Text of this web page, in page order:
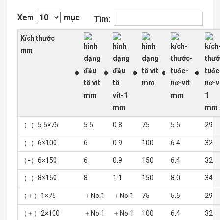
Xem mục Tìm:
Kích thước
mm
mm
mm
mm
mm
mm
（−）5.5×75 5.5 0.8 75 5.5 29
（−）6×100 6 0.9 100 6.4 32
（−）6×150 6 0.9 150 6.4 32
（−）8×150 8 1.1 150 8.0 34
（＋）1×75 ＋No.1 ＋No.1 75 5.5 29
（＋）2×100 ＋No.1 ＋No.1 100 6.4 32